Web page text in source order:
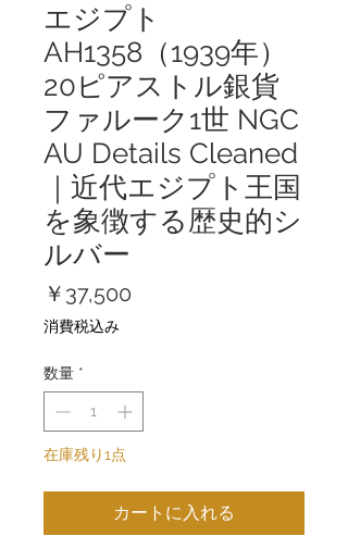
エジプト
AH1358（1939年）
20ピアストル銀貨
ファルーク1世 NGC
AU Details Cleaned
｜近代エジプト王国
を象徴する歴史的シ
ルバー
￥37,500
消費税込み
数量 *
在庫残り1点
カートに入れる